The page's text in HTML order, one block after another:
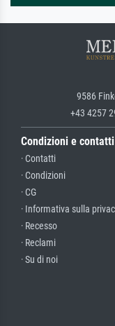
9586
+43 4257
Condizioni e contatti
· Contatti
· Condizioni
· CG
· Informativa sulla
· Recesso
· Reclami
· Su di noi